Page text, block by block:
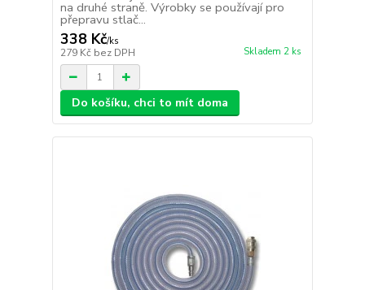
na druhé straně. Výrobky se používají pro
přepravu stlač...
338 Kč/ks
279 Kč bez DPH Skladem 2 ks
Do košíku, chci to mít doma